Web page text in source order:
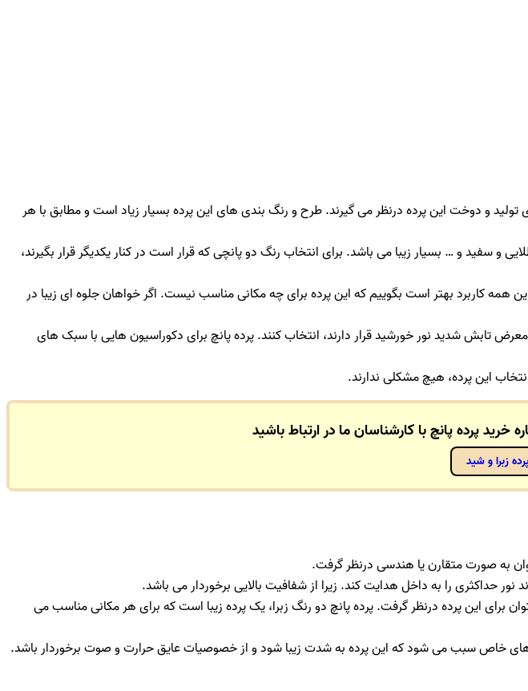
و دوخت این پرده درنظر می گیرند. طرح و رنگ بندی های این پرده بسیار زیاد است و مطابق با هر
و سفید و … بسیار زیبا می باشد. برای انتخاب رنگ دو پانچی که قرار است در کنار یکدیگر قرار بگیرند،
همه کاربرد بهتر است بگوییم که این پرده برای چه مکانی مناسب نیست. اگر خواهان جلوه ای زیبا در
تابش شدید نور خورشید قرار دارند، انتخاب کنند. پرده پانچ برای دکوراسیون هایی با سبک های
این پرده، هیچ مشکلی ندارند.
خرید پرده پانچبا کارشناسان ما در ارتباط باشید
زبرا و شید
به صورت متقارن یا هندسی درنظر گرفت.
را به داخل هدایت کند. زیرا از شفافیت بالایی برخوردار می باشد.
این پرده درنظر گرفت. پرده پانچ دو رنگ زبرا، یک پرده زیبا است که برای هر مکانی مناسب می
خاص سبب می شود که این پرده به شدت زیبا شود و از خصوصیات عایق حرارت و صوت برخوردار باشد.